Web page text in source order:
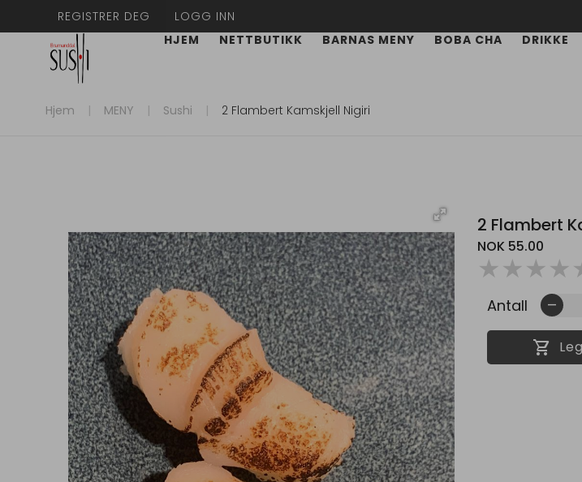
HJEM NETTBUTIKK BARNAS MENY BOBA CHA DRIKKE
REGISTRER DEG LOGG INN
Hjem MENY Sushi 2 Flambert Kamskjell Nigiri
2 Flambert
NOK 55.00
( )
★
( ) ★
( ) ★
( ) ★
( )
Antall remove
shopping_cart